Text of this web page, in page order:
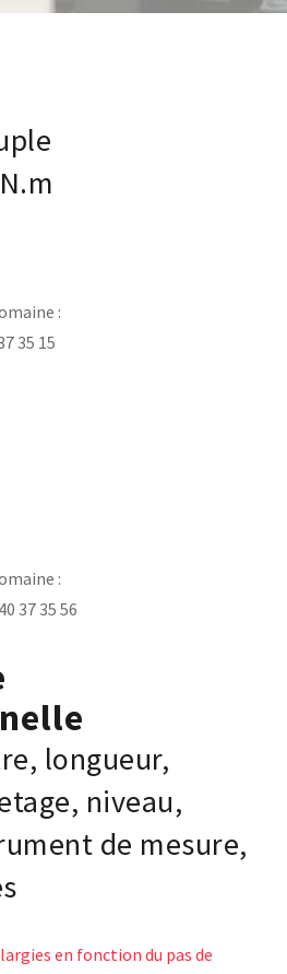
PRESTATIONS
QSE
vente
:
35 15
:
37 35 56
longueur,
niveau,
de mesure,
en fonction du pas de